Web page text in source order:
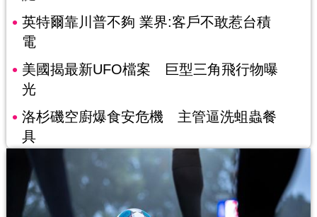
英特爾靠川普不夠 業界:客戶不敢惹台積
電
美國揭最新UFO檔案 巨型三角飛行物曝
光
洛杉磯空廚爆食安危機 主管逼洗蛆蟲餐
具